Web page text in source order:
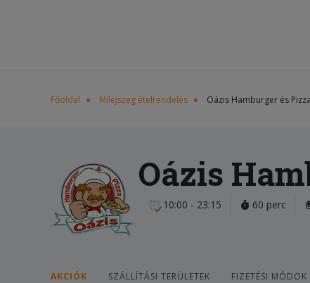
Főoldal Milejszeg ételrendelés Oázis Hamburger és Pizza
Oázis
10:00 - 23:15 60 perc
AKCIÓK SZÁLLÍTÁSI TERÜLETEK FIZETÉSI MÓDOK